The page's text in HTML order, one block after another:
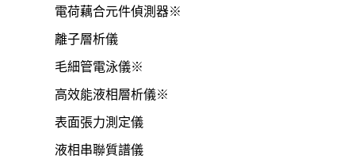
電荷藕合元件偵測器※
離子層析儀
毛細管電泳儀※
高效能液相層析儀※
表面張力測定儀
液相串聯質譜儀